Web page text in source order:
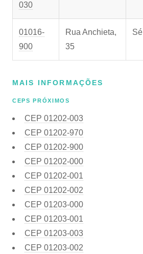
030
01016-
900
Rua Anchieta,
35
Sé
MAIS INFORMAÇÕES
CEPS PRÓXIMOS
CEP 01202-003
CEP 01202-970
CEP 01202-900
CEP 01202-000
CEP 01202-001
CEP 01202-002
CEP 01203-000
CEP 01203-001
CEP 01203-003
CEP 01203-002